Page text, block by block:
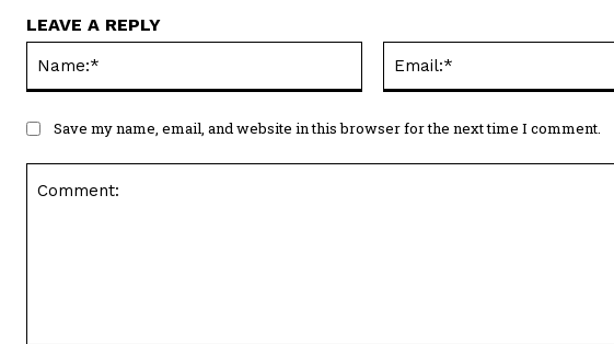
LEAVE A REPLY
Save my name, email, and website in this browser for the next time I comment.